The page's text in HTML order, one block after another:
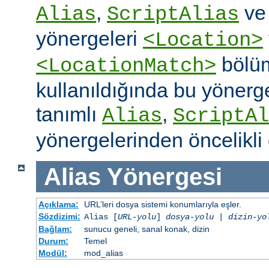
Alias, ScriptAlias
yönergeleri <Location>
<LocationMatch>
kullanıldığında bu
tanımlı Alias,
yönergelerinden öncelikli
Alias Yönergesi
Açıklama:
URL’leri dosya sistemi konumlarıyla eşler.
Sözdizimi: Alias [URL-yolu] dosya-yolu| dizin-
Bağlam:
sunucu geneli, sanal konak, dizin
Durum:
Temel
Modül:
mod_alias